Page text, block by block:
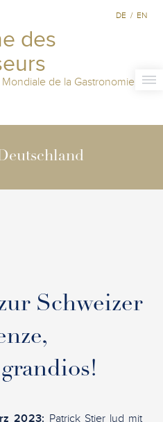
des
de la Gastronomie
DE / EN
Schweizer
2023: Patrick Stier lud mit